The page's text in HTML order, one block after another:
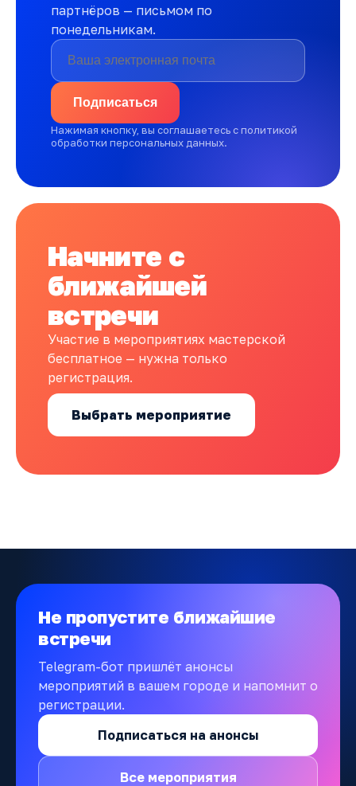
партнёров — письмом по
понедельникам.
Подписаться
Нажимая кнопку, вы соглашаетесь с политикой
обработки персональных данных.
Начните с
ближайшей
встречи
Участие в мероприятиях мастерской
бесплатное — нужна только
регистрация.
Выбрать мероприятие
Не пропустите ближайшие
встречи
Telegram-бот пришлёт анонсы
мероприятий в вашем городе и напомнит о
регистрации.
Подписаться на анонсы
Все мероприятия